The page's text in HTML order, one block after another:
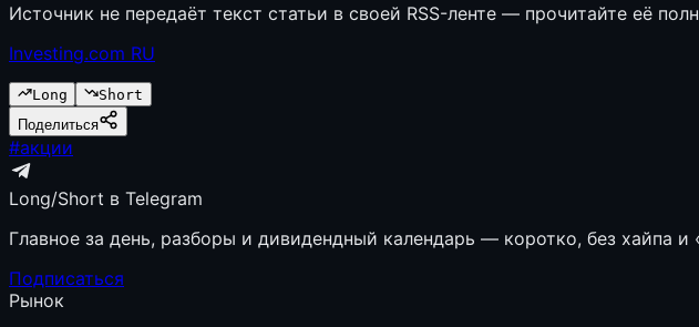
Источник не передаёт текст статьи в своей RSS-ленте — прочитайте её
Investing.com RU
Long
Short
Поделиться
#акции
Long/Short в Telegram
Главное за день, разборы и дивидендный календарь — коротко, без хайпа и
Подписаться
Рынок